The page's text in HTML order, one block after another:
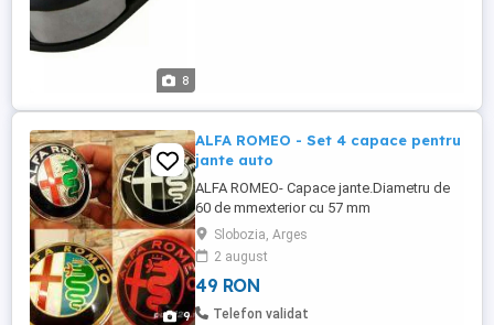
8
9
ALFA ROMEO - Set 4 capace pentru
jante auto
ALFA ROMEO- Capace jante.Diametru de
60 de mmexterior cu 57 mm
interior.Materiale de calitate
ABS+Aluminiu.Pachetul contine 4
piese.Transport in toata tara prin
Prioripost curier. Pentru orice detaliu, va
stau la dispozitie prin mesageria privata .
Slobozia, Arges
2 august
49 RON
Telefon validat